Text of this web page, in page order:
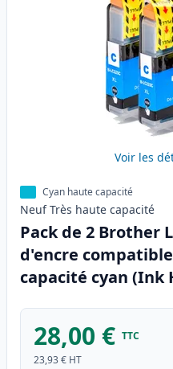
Voir les
Cyan haute capacité
Neuf Très haute capacité
Pack de 2 Brother
d'encre
capacité cyan (Ink
28,00 € TTC
23,93 € HT